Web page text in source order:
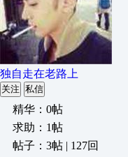
独自走在老路上
关注 私信
精华：0帖
求助：1帖
帖子：3帖 | 127回